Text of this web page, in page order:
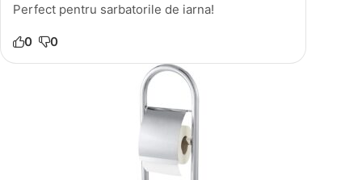
Perfect pentru sarbatorile de iarna!
0 0